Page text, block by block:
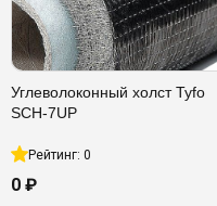
Углеволоконный холст Tyfo
SCH-7UP
Рейтинг: 0
0 ₽